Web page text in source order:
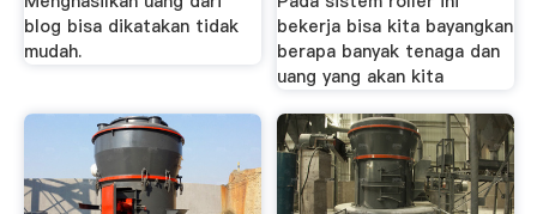
blog bisa dikatakan tidak
mudah.
bekerja bisa kita bayangkan
berapa banyak tenaga dan
uang yang akan kita